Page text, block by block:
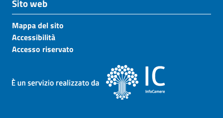
Sito web
Mappa del sito
Accessibilità
Accesso riservato